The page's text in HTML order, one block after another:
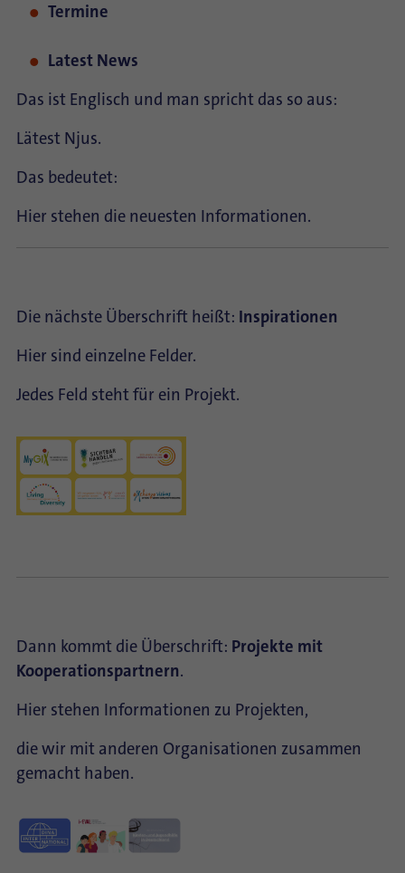
Termine
Latest News
Das ist Englisch und man spricht das so aus:
Lätest Njus.
Das bedeutet:
Hier stehen die neuesten Informationen.
Die nächste Überschrift heißt: Inspirationen
Hier sind einzelne Felder.
Jedes Feld steht für ein Projekt.
Dann kommt die Überschrift: Projekte mit
Kooperationspartnern.
Hier stehen Informationen zu Projekten,
die wir mit anderen Organisationen zusammen
gemacht haben.